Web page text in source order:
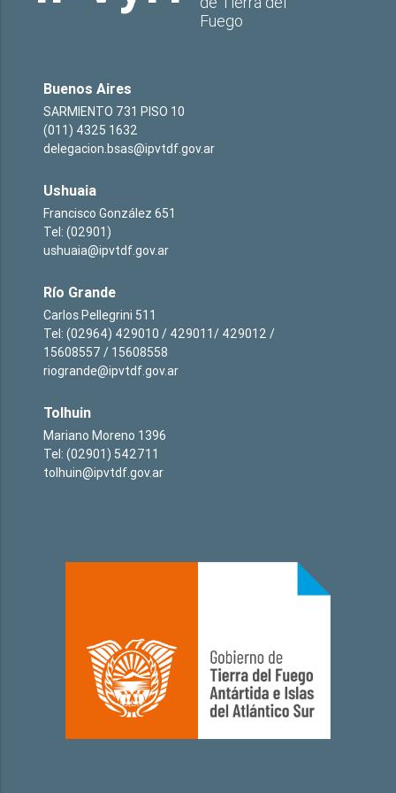
Fuego
Buenos Aires
SARMIENTO 731 PISO 10
(011) 4325 1632
delegacion.bsas@ipvtdf.gov.ar
Ushuaia
Francisco González 651
Tel: (02901)
ushuaia@ipvtdf.gov.ar
Río Grande
Carlos Pellegrini 511
Tel: (02964) 429010 / 429011/ 429012 /
15608557 / 15608558
riogrande@ipvtdf.gov.ar
Tolhuin
Mariano Moreno 1396
Tel: (02901) 542711
tolhuin@ipvtdf.gov.ar